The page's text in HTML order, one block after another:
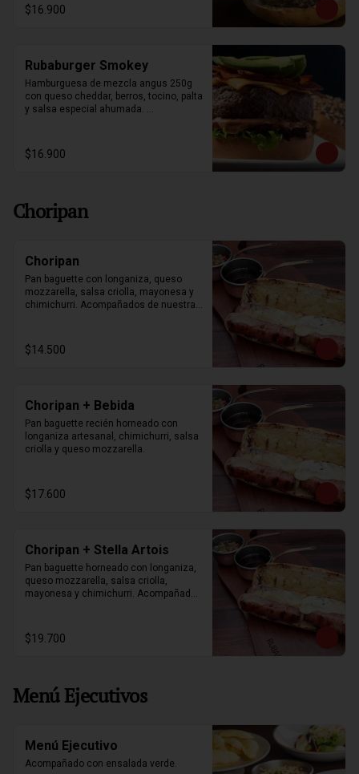
$16.900
Rubaburger Smokey
Hamburguesa de mezcla angus 250g
con queso cheddar, berros, tocino, palta
y salsa especial ahumada.
$16.900
Choripan
Choripan
Pan baguette con longaniza, queso
mozzarella, salsa criolla, mayonesa y
chimichurri. Acompañados de nuestras
$14.500
Choripan + Bebida
Pan baguette recién horneado con
longaniza artesanal, chimichurri, salsa
criolla y queso mozzarella.
$17.600
Choripan + Stella Artois
Pan baguette horneado con longaniza,
queso mozzarella, salsa criolla,
mayonesa y chimichurri. Acompañados
$19.700
Menú Ejecutivos
Menú Ejecutivo
Acompañado con ensalada verde.